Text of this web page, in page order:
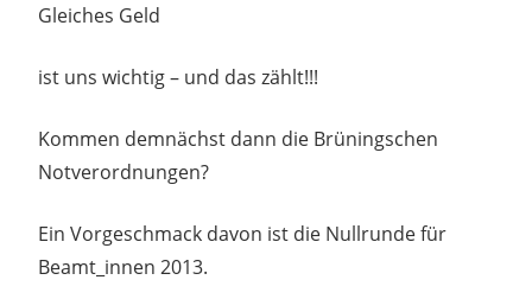
Gleiches Geld
ist uns wichtig – und das zählt!!!
Kommen demnächst dann die Brüningschen
Notverordnungen?
Ein Vorgeschmack davon ist die Nullrunde für
Beamt_innen 2013.